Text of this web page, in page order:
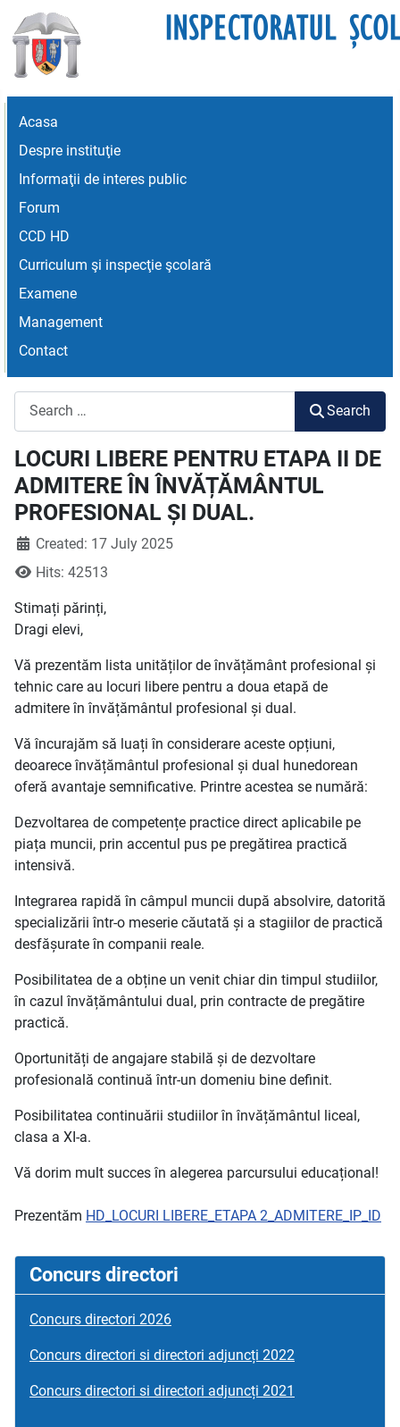
Acasa
Despre instituţie
Informaţii de interes public
Forum
CCD HD
Curriculum şi inspecţie şcolară
Examene
Management
Contact
Search
LOCURI LIBERE PENTRU ETAPA II DE
ADMITERE ÎN ÎNVĂȚĂMÂNTUL
PROFESIONAL ȘI DUAL.
Created: 17 July 2025
Hits: 42513
Stimați părinți,
Dragi elevi,
Vă prezentăm lista unităților de învățământ profesional și
tehnic care au locuri libere pentru a doua etapă de
admitere în învățământul profesional și dual.
Vă încurajăm să luați în considerare aceste opțiuni,
deoarece învățământul profesional și dual hunedorean
oferă avantaje semnificative. Printre acestea se numără:
Dezvoltarea de competențe practice direct aplicabile pe
piața muncii, prin accentul pus pe pregătirea practică
intensivă.
Integrarea rapidă în câmpul muncii după absolvire, datorită
specializării într-o meserie căutată și a stagiilor de practică
desfășurate în companii reale.
Posibilitatea de a obține un venit chiar din timpul studiilor,
în cazul învățământului dual, prin contracte de pregătire
practică.
Oportunități de angajare stabilă și de dezvoltare
profesională continuă într-un domeniu bine definit.
Posibilitatea continuării studiilor în învățământul liceal,
clasa a XI-a.
Vă dorim mult succes în alegerea parcursului educațional!
Prezentăm HD_LOCURI LIBERE_ETAPA 2_ADMITERE_IP_ID
Concurs directori
Concurs directori 2026
Concurs directori si directori adjuncți 2022
Concurs directori si directori adjuncți 2021